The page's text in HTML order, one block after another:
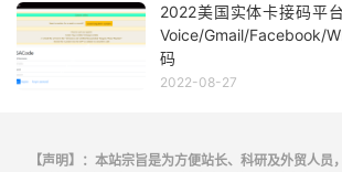
2022美国实体卡接码平
Voice/Gmail/Facebook/
码
2022-08-27
【声明】：本站宗旨是为方便站长、科研及外贸人员